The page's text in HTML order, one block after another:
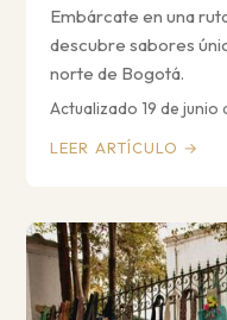
Embárcate en una
descubre sabores
norte de Bogotá.
Actualizado 19 de junio
LEER ARTÍCULO →